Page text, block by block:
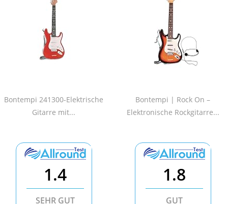
Bontempi 241300-Elektrische
Gitarre mit...
Bontempi | Rock On –
Elektronische Rockgitarre...
1.4
SEHR GUT
1.8
GUT